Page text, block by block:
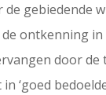
gebiedende
ontkenning
door de
‘goed